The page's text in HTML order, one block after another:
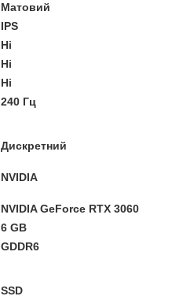
Матовий
IPS
Ні
Ні
Ні
240 Гц
Дискретний
NVIDIA
NVIDIA GeForce RTX 3060
6 GB
GDDR6
SSD